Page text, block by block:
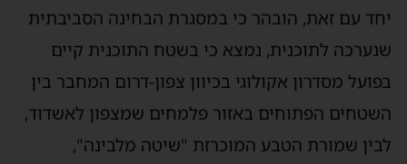
יחד עם זאת, הובהר כי במסגרת הבחינה הסביבתית
שנערכה לתוכנית, נמצא כי בשטח התוכנית קיים
בפועל מסדרון אקולוגי בכיוון צפון-דרום המחבר בין
השטחים הפתוחים באזור פלמחים שמצפון לאשדוד,
לבין שמורת הטבע המוכרזת "שיטה מלבינה",